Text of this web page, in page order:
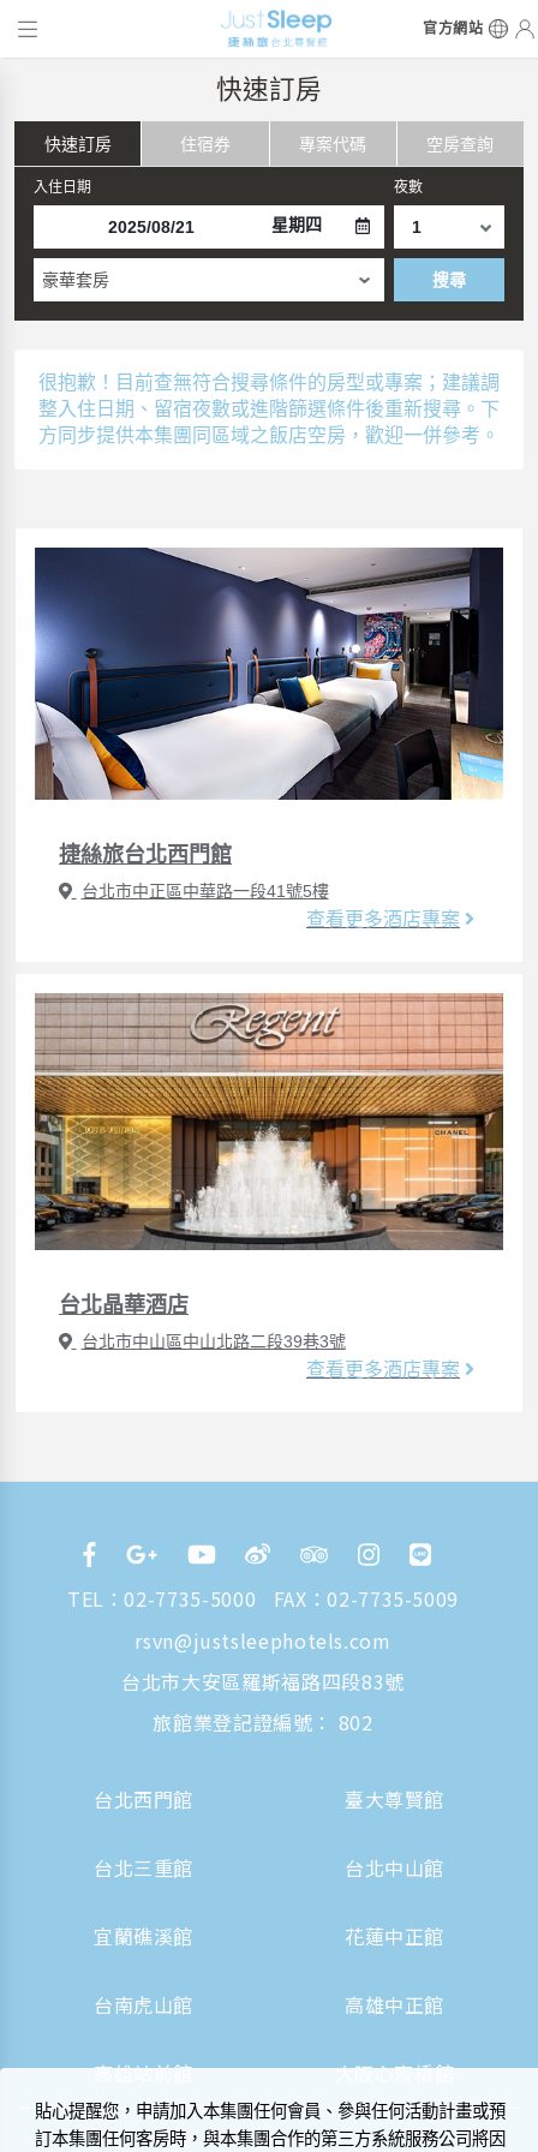
官方網站
快速訂房
快速訂房 住宿券 專案代碼 空房查詢
入住日期
星期四
夜數
豪華套房 搜尋
很抱歉！目前查無符合搜尋條件的房型或專案；建議調
整入住日期、留宿夜數或進階篩選條件後重新搜尋。下
方同步提供本集團同區域之飯店空房，歡迎一併參考。
捷絲旅台北西門館
台北市中正區中華路一段41號5樓
查看更多酒店專案
台北晶華酒店
台北市中山區中山北路二段39巷3號
查看更多酒店專案
TEL：02-7735-5000
FAX：02-7735-5009
rsvn@justsleephotels.com
台北市大安區羅斯福路四段83號
旅館業登記證編號： 802
台北西門館 臺大尊賢館
台北三重館 台北中山館
宜蘭礁溪館 花蓮中正館
台南虎山館 高雄中正館
高雄站前館 大阪心齋橋館
貼心提醒您，申請加入本集團任何會員、參與任何活動計畫或預
訂本集團任何客房時，與本集團合作的第三方系統服務公司將因